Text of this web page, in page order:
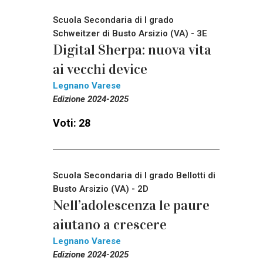
Scuola Secondaria di I grado
Schweitzer di Busto Arsizio (VA) - 3E
Digital Sherpa: nuova vita
ai vecchi device
Legnano Varese
Edizione 2024-2025
Voti: 28
Scuola Secondaria di I grado Bellotti di
Busto Arsizio (VA) - 2D
Nell’adolescenza le paure
aiutano a crescere
Legnano Varese
Edizione 2024-2025